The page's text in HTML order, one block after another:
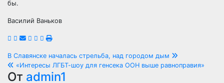
бы.
Василий Ваньков
Навигация
по
В Славянске началась стрельба, над городом дым
«Интересы ЛГБТ-шоу для генсека ООН выше равноправия»
От admin1